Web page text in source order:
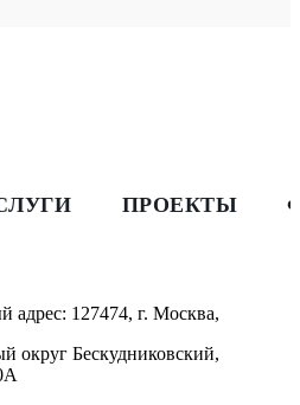
ПРОЕКТЫ
127474, г. Москва,
округ Бескудниковский,